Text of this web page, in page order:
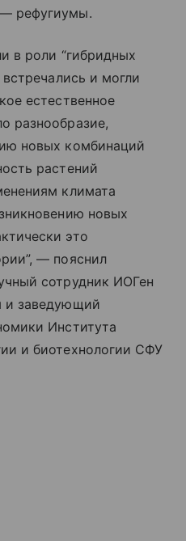
рефугиумы.
в роли “гибридных
и могли
естественное
разнообразие,
новых комбинаций
растений
климата
новых
это
— пояснил
сотрудник ИОГен
и заведующий
Института
и биотехнологии СФУ